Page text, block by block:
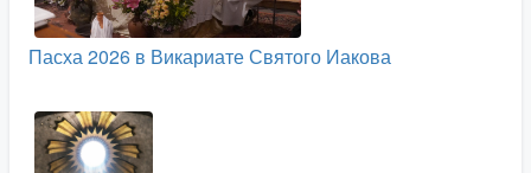
Пасха 2026 в Викариате Святого Иакова